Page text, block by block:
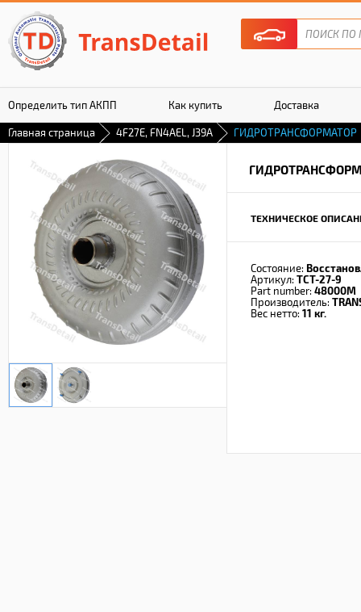
Определить тип АКПП Как купить Доставка
Гарантия
Главная страница 4F27E, FN4AEL, J39A ГИДРОТРАНСФОРМАТОР
ТЕХНИЧЕСКОЕ
Состояние:
Артикул: TCT-27-9
Part number: 48000M
Производитель:
Вес нетто: 11 кг.